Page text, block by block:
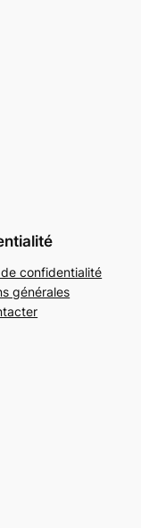
confidentialité
générales